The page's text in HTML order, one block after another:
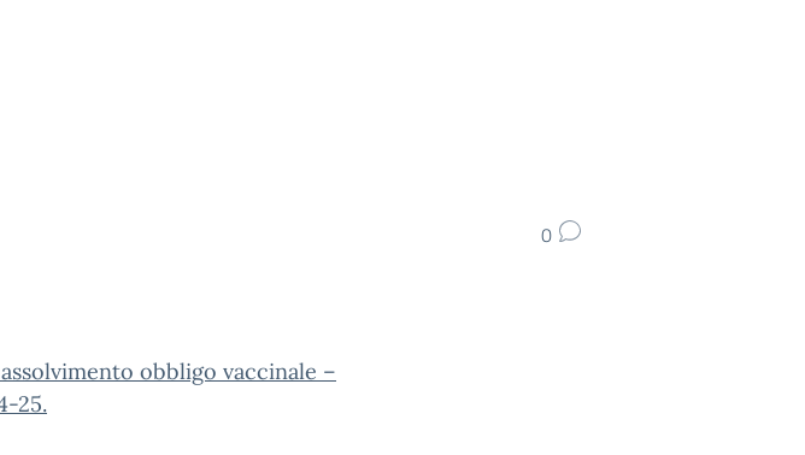
0
obbligo vaccinale –
25.